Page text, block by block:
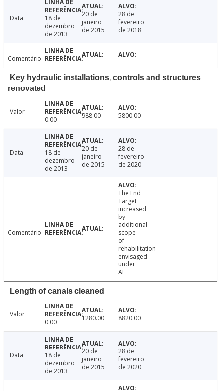
Data
18 de
dezembro
de 2013
20 de
janeiro
de 2015
28 de
fevereiro
de 2018
Comentário
Key hydraulic installations, controls and structures
renovated
Valor
0.00
988.00 5800.00
Data
18 de
dezembro
de 2013
20 de
janeiro
de 2015
28 de
fevereiro
de 2020
Comentário
The End
Target
increased
by
additional
scope
of
rehabilitation
envisaged
under
AF
Length of canals cleaned
Valor
0.00
1280.00 8820.00
Data
18 de
dezembro
de 2013
20 de
janeiro
de 2015
28 de
fevereiro
de 2020